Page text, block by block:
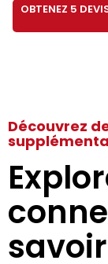
OBTENEZ 5
Découvrez